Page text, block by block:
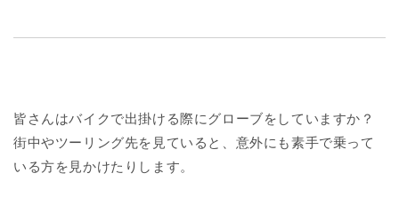
皆さんはバイクで出掛ける際にグローブをしていますか？
街中やツーリング先を見ていると、意外にも素手で乗って
いる方を見かけたりします。